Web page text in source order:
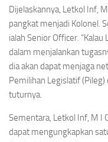
Dijelaskannya, Letkol Inf,
pangkat menjadi Kolonel.
ialah Senior Officer.
dalam menjalankan
dia akan dapat menjaga
Pemilihan Legislatif
tuturnya.
Sementara, Letkol Inf, M I
dapat mengungkapkan